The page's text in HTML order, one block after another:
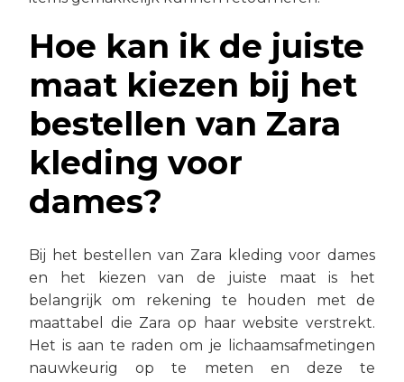
Hoe kan ik de juiste
maat kiezen bij het
bestellen van Zara
kleding voor
dames?
Bij het bestellen van Zara kleding voor dames
en het kiezen van de juiste maat is het
belangrijk om rekening te houden met de
maattabel die Zara op haar website verstrekt.
Het is aan te raden om je lichaamsafmetingen
nauwkeurig op te meten en deze te